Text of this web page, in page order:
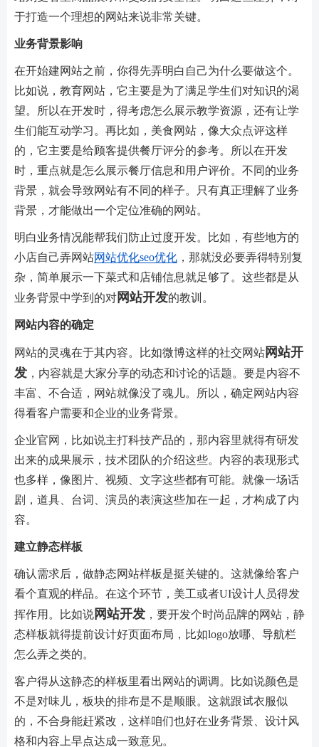
于打造一个理想的网站来说非常关键。
业务背景影响
在开始建网站之前，你得先弄明白自己为什么要做这个。
比如说，教育网站，它主要是为了满足学生们对知识的渴
望。所以在开发时，得考虑怎么展示教学资源，还有让学
生们能互动学习。再比如，美食网站，像大众点评这样
的，它主要是给顾客提供餐厅评分的参考。所以在开发
时，重点就是怎么展示餐厅信息和用户评价。不同的业务
背景，就会导致网站有不同的样子。只有真正理解了业务
背景，才能做出一个定位准确的网站。
明白业务情况能帮我们防止过度开发。比如，有些地方的
小店自己弄网站网站优化seo优化 ，那就没必要弄得特别复
杂，简单展示一下菜式和店铺信息就足够了。这些都是从
业务背景中学到的对网站开发的教训。
网站内容的确定
网站的灵魂在于其内容。比如微博这样的社交网站网站开
发 ，内容就是大家分享的动态和讨论的话题。要是内容不
丰富、不合适，网站就像没了魂儿。所以，确定网站内容
得看客户需要和企业的业务背景。
企业官网，比如说主打科技产品的，那内容里就得有研发
出来的成果展示，技术团队的介绍这些。内容的表现形式
也多样，像图片、视频、文字这些都有可能。就像一场话
剧，道具、台词、演员的表演这些加在一起，才构成了内
容。
建立静态样板
确认需求后，做静态网站样板是挺关键的。这就像给客户
看个直观的样品。在这个环节，美工或者UI设计人员得发
挥作用。比如说网站开发 ，要开发个时尚品牌的网站，静
态样板就得提前设计好页面布局，比如logo放哪、导航栏
怎么弄之类的。
客户得从这静态的样板里看出网站的调调。比如说颜色是
不是对味儿，板块的排布是不是顺眼。这就跟试衣服似
的，不合身能赶紧改，这样咱们也好在业务背景、设计风
格和内容上早点达成一致意见。